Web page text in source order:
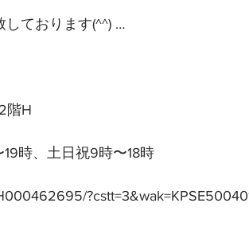
しております(^^) …
階H
時、土日祝9時〜18時